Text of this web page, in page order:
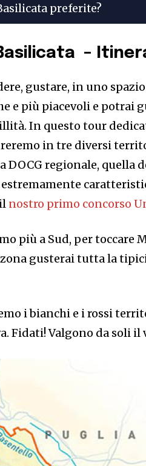
preferite?
–
gustare, in uno
e più piacevoli e potrai
In questo tour
in tre diversi
DOCG regionale, quella
nostro primo concorso
più a Sud, per toccare
gusterai tutta la
i bianchi e i rossi
Fidati! Valgono da soli il